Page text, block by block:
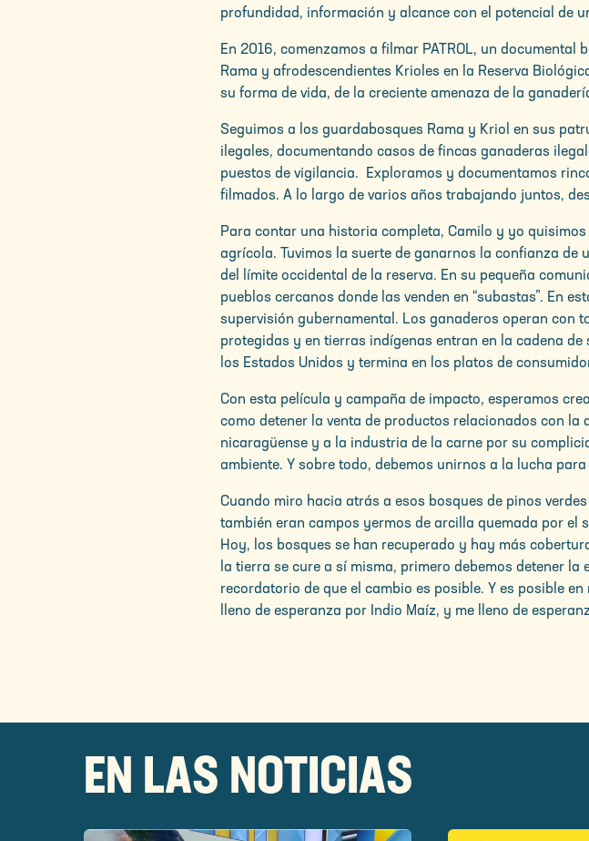
profundidad, información y alcance con el potencial de
En 2016, comenzamos a filmar PATROL, un
Rama y afrodescendientes Krioles en la Reserva
su forma de vida, de la creciente amenaza de la
Seguimos a los guardabosques Rama y Kriol en sus
ilegales, documentando casos de fincas ganaderas
puestos de vigilancia. Exploramos y documentamos
filmados. A lo largo de varios años trabajando juntos,
Para contar una historia completa, Camilo y yo
agrícola. Tuvimos la suerte de ganarnos la confianza de
del límite occidental de la reserva. En su pequeña
pueblos cercanos donde las venden en “subastas”. En
supervisión gubernamental. Los ganaderos operan con
protegidas y en tierras indígenas entran en la cadena
los Estados Unidos y termina en los platos de
Con esta película y campaña de impacto, esperamos
como detener la venta de productos relacionados con
nicaragüense y a la industria de la carne por su
ambiente. Y sobre todo, debemos unirnos a la lucha
Cuando miro hacia atrás a esos bosques de pinos
también eran campos yermos de arcilla quemada por
Hoy, los bosques se han recuperado y hay más
la tierra se cure a sí misma, primero debemos detener
recordatorio de que el cambio es posible. Y es posible
lleno de esperanza por Indio Maíz, y me lleno de
EN LAS NOTICIAS